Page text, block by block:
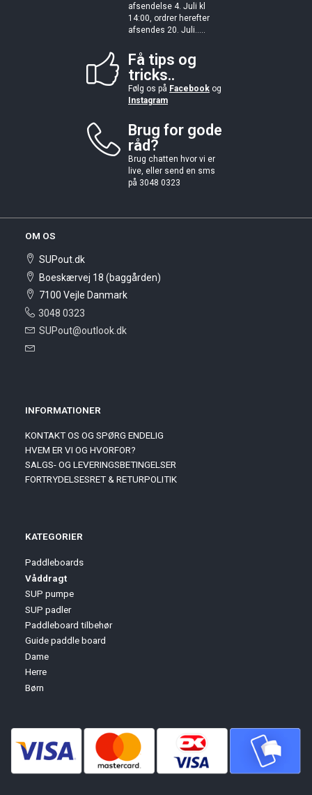
afsendelse 4. Juli kl
14:00, ordrer herefter
afsendes 20. Juli.....
Få tips og
tricks..
Følg os på Facebook og
Instagram
Brug for gode
råd?
Brug chatten hvor vi er
live, eller send en sms
på 3048 0323
OM OS
SUPout.dk
Boeskærvej 18 (baggården)
7100 Vejle Danmark
3048 0323
SUPout@outlook.dk
INFORMATIONER
KONTAKT OS OG SPØRG ENDELIG
HVEM ER VI OG HVORFOR?
SALGS- OG LEVERINGSBETINGELSER
FORTRYDELSESRET & RETURPOLITIK
KATEGORIER
Paddleboards
Våddragt
SUP pumpe
SUP padler
Paddleboard tilbehør
Guide paddle board
Dame
Herre
Børn